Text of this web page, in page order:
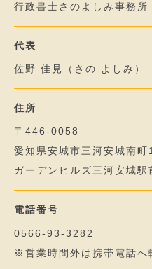
行政書士さのよしみ事務所
代表
佐野 佳見（さの よしみ）
住所
〒446-0058
愛知県安城市三河安城南
ガーデンヒルズ三河安城駅
電話番号
0566-93-3282
※営業時間外は携帯電話へ